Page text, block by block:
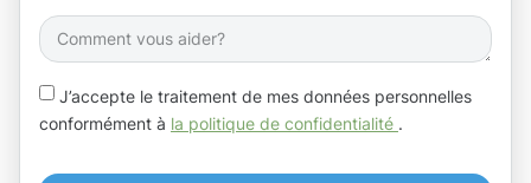
J’accepte le traitement de mes données personnelles
conformément à la politique de confidentialité .